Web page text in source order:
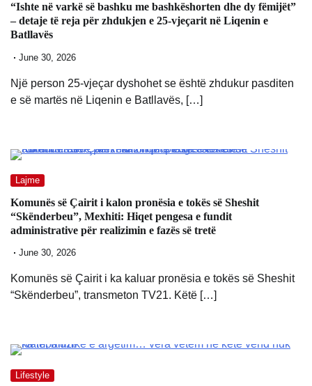
“Ishte në varkë së bashku me bashkëshorten dhe dy fëmijët”
– detaje të reja për zhdukjen e 25-vjeçarit në Liqenin e
Batllavës
June 30, 2026
Një person 25-vjeçar dyshohet se është zhdukur pasditen
e së martës në Liqenin e Batllavës, […]
Lajme
Komunës së Çairit i kalon pronësia e tokës së Sheshit
“Skënderbeu”, Mexhiti: Hiqet pengesa e fundit
administrative për realizimin e fazës së tretë
June 30, 2026
Komunës së Çairit i ka kaluar pronësia e tokës së Sheshit
“Skënderbeu”, transmeton TV21. Këtë […]
Lifestyle